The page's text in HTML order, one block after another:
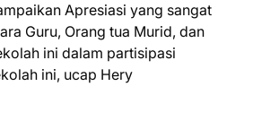
Apresiasi yang sangat
Guru, Orang tua Murid, dan
ini dalam partisipasi
ini, ucap Hery